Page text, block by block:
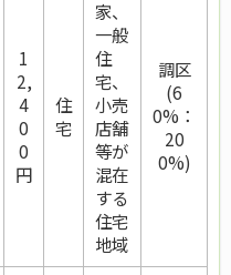
1
2,
4
0
0
円
住
宅
家、
一般
住
宅、
小売
店舗
等が
混在
する
住宅
地域
調区
(6
0%：
20
0%)